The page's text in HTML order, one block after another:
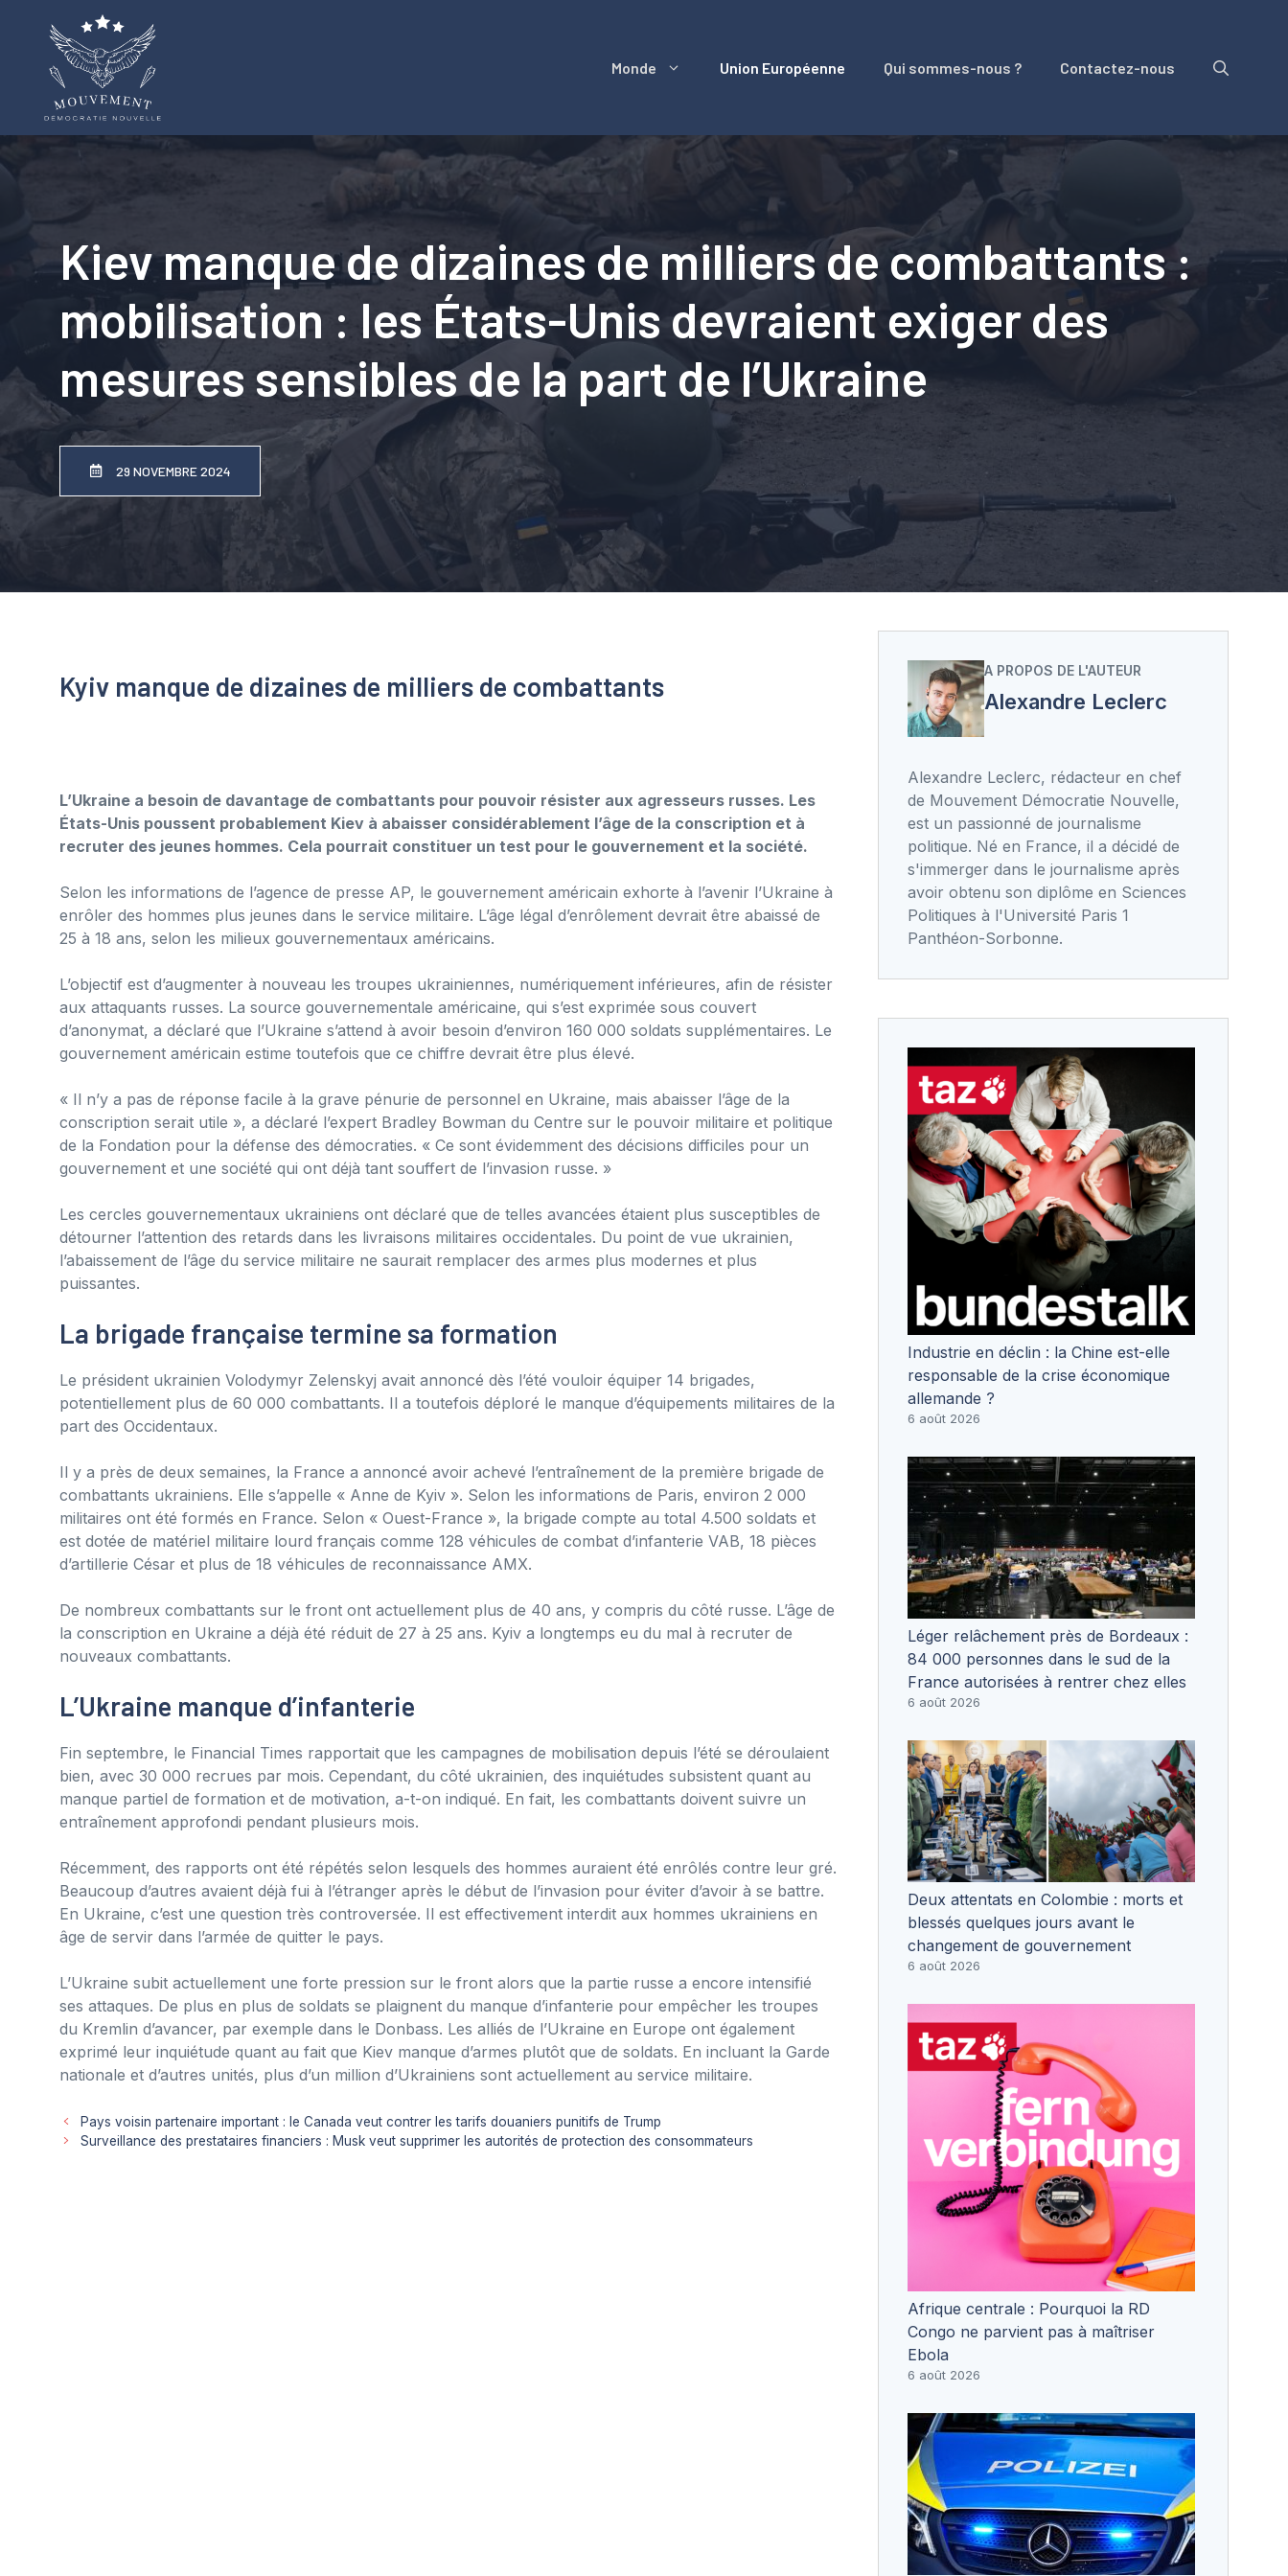
Monde Union Européenne Qui sommes-nous ? Contactez-nous
Kiev manque de dizaines de milliers de combattants :
mobilisation : les États-Unis devraient exiger des
mesures sensibles de la part de l’Ukraine
29 NOVEMBRE 2024
Kyiv manque de dizaines de milliers de combattants
L’Ukraine a besoin de davantage de combattants pour pouvoir résister aux agresseurs russes. Les
États-Unis poussent probablement Kiev à abaisser considérablement l’âge de la conscription et à
recruter des jeunes hommes. Cela pourrait constituer un test pour le gouvernement et la société.
Selon les informations de l’agence de presse AP, le gouvernement américain exhorte à l’avenir l’Ukraine à
enrôler des hommes plus jeunes dans le service militaire. L’âge légal d’enrôlement devrait être abaissé de
25 à 18 ans, selon les milieux gouvernementaux américains.
L’objectif est d’augmenter à nouveau les troupes ukrainiennes, numériquement inférieures, afin de résister
aux attaquants russes. La source gouvernementale américaine, qui s’est exprimée sous couvert
d’anonymat, a déclaré que l’Ukraine s’attend à avoir besoin d’environ 160 000 soldats supplémentaires. Le
gouvernement américain estime toutefois que ce chiffre devrait être plus élevé.
« Il n’y a pas de réponse facile à la grave pénurie de personnel en Ukraine, mais abaisser l’âge de la
conscription serait utile », a déclaré l’expert Bradley Bowman du Centre sur le pouvoir militaire et politique
de la Fondation pour la défense des démocraties. « Ce sont évidemment des décisions difficiles pour un
gouvernement et une société qui ont déjà tant souffert de l’invasion russe. »
Les cercles gouvernementaux ukrainiens ont déclaré que de telles avancées étaient plus susceptibles de
détourner l’attention des retards dans les livraisons militaires occidentales. Du point de vue ukrainien,
l’abaissement de l’âge du service militaire ne saurait remplacer des armes plus modernes et plus
puissantes.
La brigade française termine sa formation
Le président ukrainien Volodymyr Zelenskyj avait annoncé dès l’été vouloir équiper 14 brigades,
potentiellement plus de 60 000 combattants. Il a toutefois déploré le manque d’équipements militaires de la
part des Occidentaux.
Il y a près de deux semaines, la France a annoncé avoir achevé l’entraînement de la première brigade de
combattants ukrainiens. Elle s’appelle « Anne de Kyiv ». Selon les informations de Paris, environ 2 000
militaires ont été formés en France. Selon « Ouest-France », la brigade compte au total 4.500 soldats et
est dotée de matériel militaire lourd français comme 128 véhicules de combat d’infanterie VAB, 18 pièces
d’artillerie César et plus de 18 véhicules de reconnaissance AMX.
De nombreux combattants sur le front ont actuellement plus de 40 ans, y compris du côté russe. L’âge de
la conscription en Ukraine a déjà été réduit de 27 à 25 ans. Kyiv a longtemps eu du mal à recruter de
nouveaux combattants.
L’Ukraine manque d’infanterie
Fin septembre, le Financial Times rapportait que les campagnes de mobilisation depuis l’été se déroulaient
bien, avec 30 000 recrues par mois. Cependant, du côté ukrainien, des inquiétudes subsistent quant au
manque partiel de formation et de motivation, a-t-on indiqué. En fait, les combattants doivent suivre un
entraînement approfondi pendant plusieurs mois.
Récemment, des rapports ont été répétés selon lesquels des hommes auraient été enrôlés contre leur gré.
Beaucoup d’autres avaient déjà fui à l’étranger après le début de l’invasion pour éviter d’avoir à se battre.
En Ukraine, c’est une question très controversée. Il est effectivement interdit aux hommes ukrainiens en
âge de servir dans l’armée de quitter le pays.
L’Ukraine subit actuellement une forte pression sur le front alors que la partie russe a encore intensifié
ses attaques. De plus en plus de soldats se plaignent du manque d’infanterie pour empêcher les troupes
du Kremlin d’avancer, par exemple dans le Donbass. Les alliés de l’Ukraine en Europe ont également
exprimé leur inquiétude quant au fait que Kiev manque d’armes plutôt que de soldats. En incluant la Garde
nationale et d’autres unités, plus d’un million d’Ukrainiens sont actuellement au service militaire.
Pays voisin partenaire important : le Canada veut contrer les tarifs douaniers punitifs de Trump
Surveillance des prestataires financiers : Musk veut supprimer les autorités de protection des consommateurs
A PROPOS DE L'AUTEUR
Alexandre Leclerc
Alexandre Leclerc, rédacteur en chef
de Mouvement Démocratie Nouvelle,
est un passionné de journalisme
politique. Né en France, il a décidé de
s'immerger dans le journalisme après
avoir obtenu son diplôme en Sciences
Politiques à l'Université Paris 1
Panthéon-Sorbonne.
Industrie en déclin : la Chine est-elle
responsable de la crise économique
allemande ?
6 août 2026
Léger relâchement près de Bordeaux :
84 000 personnes dans le sud de la
France autorisées à rentrer chez elles
6 août 2026
Deux attentats en Colombie : morts et
blessés quelques jours avant le
changement de gouvernement
6 août 2026
Afrique centrale : Pourquoi la RD
Congo ne parvient pas à maîtriser
Ebola
6 août 2026